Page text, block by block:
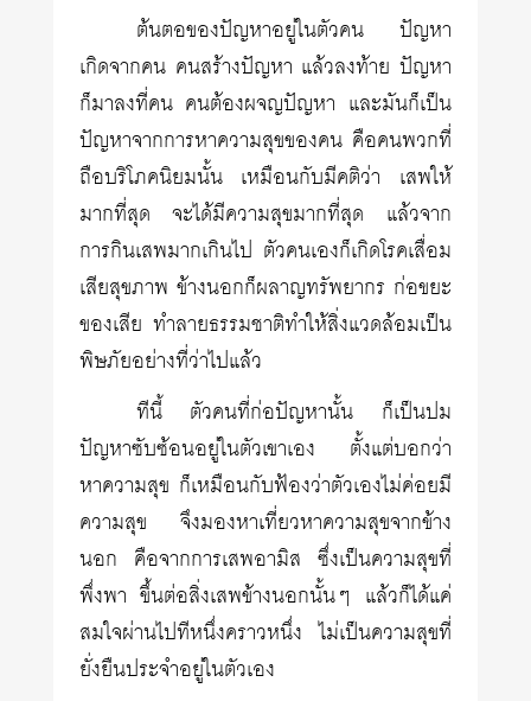
ต้นตอของปัญหาอยู่ในตัวคน ปัญหา
เกิดจากคน คนสร้างปัญหา แล้วลงท้าย ปัญหา
ก็มาลงที่คน คนต้องผจญปัญหา และมันก็เป็น
ปัญหาจากการหาความสุขของคน คือคนพวกที่
ถือบริโภคนิยมนั้น เหมือนกับมีคติว่า เสพให้
มากที่สุด จะได้มีความสุขมากที่สุด แล้วจาก
การกินเสพมากเกินไป ตัวคนเองก็เกิดโรคเสื่อม
เสียสุขภาพ ข้างนอกก็ผลาญทรัพยากร ก่อขยะ
ของเสีย ทำลายธรรมชาติทำให้สิ่งแวดล้อมเป็น
พิษภัยอย่างที่ว่าไปแล้ว
ทีนี้ ตัวคนที่ก่อปัญหานั้น ก็เป็นปม
ปัญหาซับซ้อนอยู่ในตัวเขาเอง ตั้งแต่บอกว่า
หาความสุข ก็เหมือนกับฟ้องว่าตัวเองไม่ค่อยมี
ความสุข จึงมองหาเที่ยวหาความสุขจากข้าง
นอก คือจากการเสพอามิส ซึ่งเป็นความสุขที่
พึ่งพา ขึ้นต่อสิ่งเสพข้างนอกนั้นๆ แล้วก็ได้แค่
สมใจผ่านไปทีหนึ่งคราวหนึ่ง ไม่เป็นความสุขที่
ยั่งยืนประจำอยู่ในตัวเอง